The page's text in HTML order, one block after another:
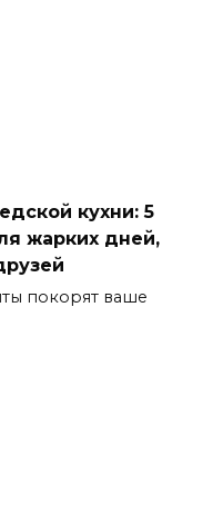
кухни: 5
жарких дней,
покорят ваше